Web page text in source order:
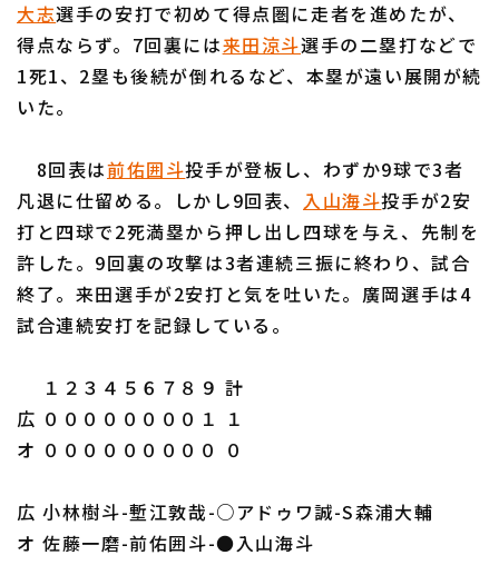
利用規約 プライバシーポリシー
運営会社（別ウィンドウで開く） よくある質問
特定商取引法の表示
大志選手の安打で初めて得点圏に走者を進めたが、
得点ならず。7回裏には来田涼斗選手の二塁打などで
1死1、2塁も後続が倒れるなど、本塁が遠い展開が続
いた。
8回表は前佑囲斗投手が登板し、わずか9球で3者
凡退に仕留める。しかし9回表、 入山海斗投手が2安
打と四球で2死満塁から押し出し四球を与え、先制を
許した。9回裏の攻撃は3者連続三振に終わり、試合
終了。来田選手が2安打と気を吐いた。廣岡選手は4
試合連続安打を記録している。
１２３４５６７８９ 計
広 ００００００００１ １
オ ０００００００００ ０
広 小林樹斗-塹江敦哉-○アドゥワ誠-S森浦大輔
オ 佐藤一磨-前佑囲斗-●入山海斗